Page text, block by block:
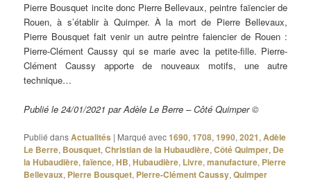
Pierre Bousquet incite donc Pierre Bellevaux, peintre faïencier de
Rouen, à s’établir à Quimper. À la mort de Pierre Bellevaux,
Pierre Bousquet fait venir un autre peintre faiencier de Rouen :
Pierre-Clément Caussy qui se marie avec la petite-fille. Pierre-
Clément Caussy apporte de nouveaux motifs, une autre
technique…
Publié le 24/01/2021 par Adèle Le Berre – Côté Quimper ©
Publié dansActualités | Marqué avec1690,1708,1990,2021,Adèle
Le Berre, Bousquet,Christian de la Hubaudière,Côté Quimper, De
la Hubaudière,faïence,HB,Hubaudière, Livre,manufacture, Pierre
Bellevaux, Pierre Bousquet, Pierre-Clément Caussy,Quimper